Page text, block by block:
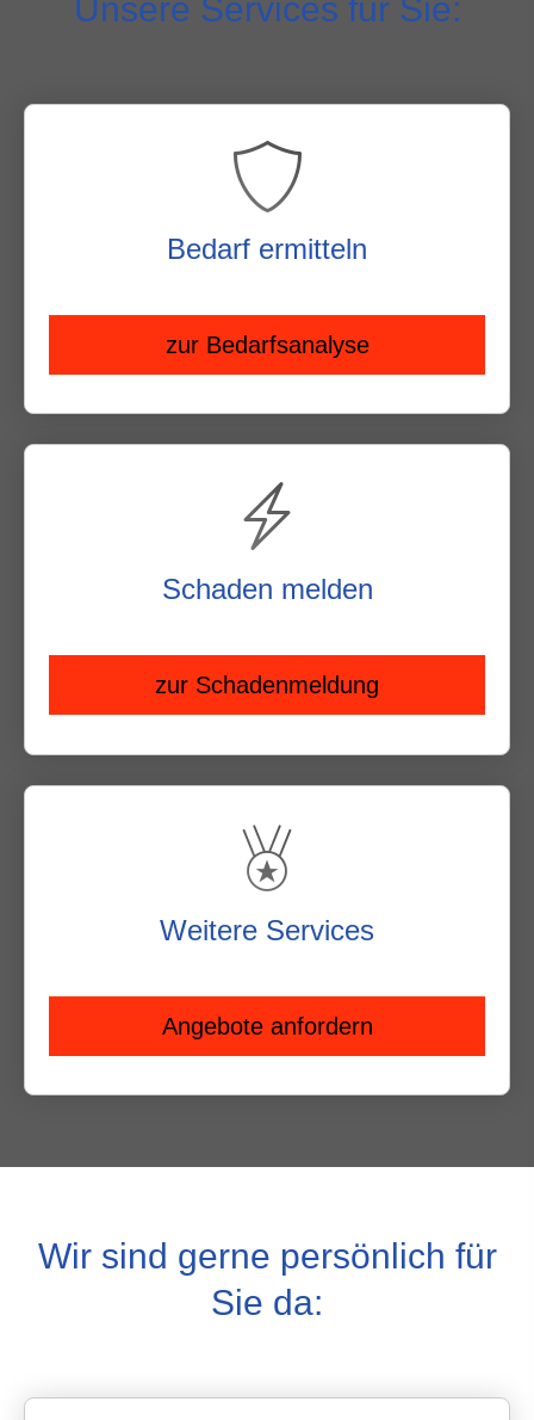
Unsere Services für Sie:
Bedarf ermitteln
zur Bedarfsanalyse
Schaden melden
zur Schadenmeldung
Weitere Services
Angebote anfordern
Wir sind gerne persönlich für
Sie da: